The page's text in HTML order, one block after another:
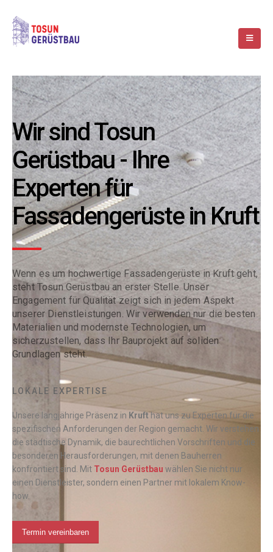
Wir sind Tosun
Gerüstbau - Ihre
Experten für
Fassadengerüste in Kruft
Wenn es um hochwertige Fassadengerüste in Kruft geht,
steht Tosun Gerüstbau an erster Stelle. Unser
Engagement für Qualität zeigt sich in jedem Aspekt
unserer Dienstleistungen. Wir verwenden nur die besten
Materialien und modernste Technologien, um
sicherzustellen, dass Ihr Bauprojekt auf soliden
Grundlagen steht.
LOKALE EXPERTISE
Unsere langjährige Präsenz in Krufthat uns zu Experten für die
spezifischen Anforderungen der Region gemacht. Wir verstehen
die städtische Dynamik, die baurechtlichen Vorschriften und die
besonderen Herausforderungen, mit denen Bauherren
konfrontiert sind. Mit Tosun Gerüstbau wählen Sie nicht nur
einen Dienstleister, sondern einen Partner mit lokalem Know-
how.
Termin vereinbaren